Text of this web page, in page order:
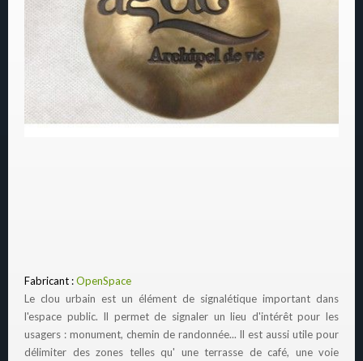
Fabricant :OpenSpace
Le clou urbain est un élément de signalétique important dans
l'espace public. Il permet de signaler un lieu d'intérêt pour les
usagers : monument, chemin de randonnée... Il est aussi utile pour
délimiter des zones telles qu' une terrasse de café, une voie